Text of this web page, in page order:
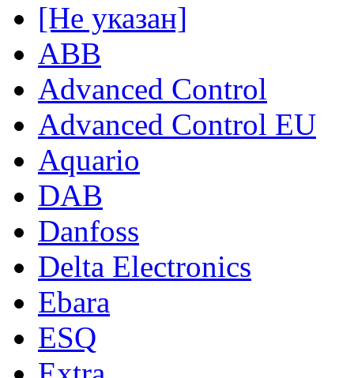
[Не указан]
ABB
Advanced Control
Advanced Control EU
Aquario
DAB
Danfoss
Delta Electronics
Ebara
ESQ